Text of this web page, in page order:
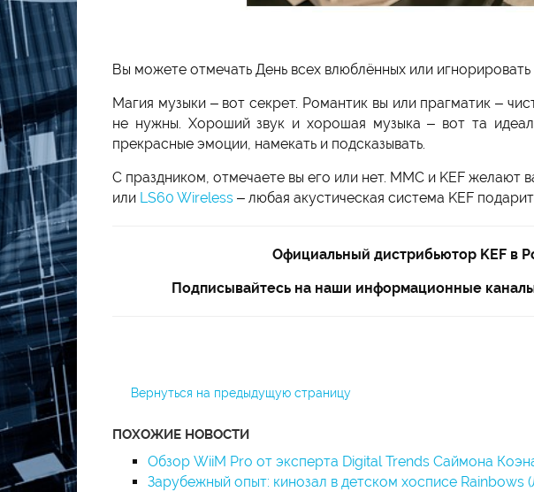
Вы можете отмечать День всех влюблённых или
Магия музыки – вот секрет. Романтик вы или прагматик –
не нужны. Хороший звук и хорошая музыка – вот та
прекрасные эмоции, намекать и подсказывать.
С праздником, отмечаете вы его или нет. MMC и KEF
или LS60 Wireless – любая акустическая система KEF
Официальный дистрибьютор KEF в
Подписывайтесь на наши информационные
Вернуться на предыдущую страницу
ПОХОЖИЕ НОВОСТИ
Обзор WiiM Pro от эксперта Digital Trends Саймона
Зарубежный опыт: кинозал в детском хосписе Rainbows